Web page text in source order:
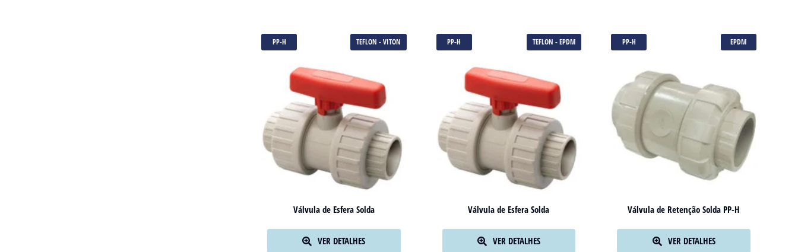
PP-H TEFLON - VITON
Válvula de Esfera Solda
VER DETALHES
PP-H TEFLON - EPDM
Válvula de Esfera Solda
VER DETALHES
PP-H EPDM
Válvula de Retenção Solda PP-H
VER DETALHES